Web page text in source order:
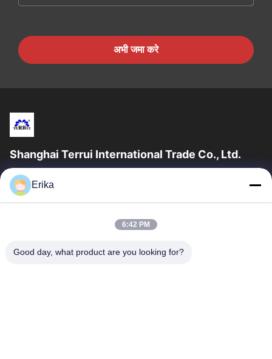
अभी जमा करे
Shanghai Terrui International Trade Co., Ltd.
शंघाई टेरुई इंटरनेशनल ट्रेड कं, लिमिटेड की स्थापना 2002 में पशुधन उपकरण के
विकास, निर्माण और बिक्री में विशेषज्ञता प्राप्त थी।
त्वरित लिंक
उत्पादों
हमारे बारे में
गुणवत्ता नियंत्रण
Erika
6:42 PM
Good day, what product are you looking for?